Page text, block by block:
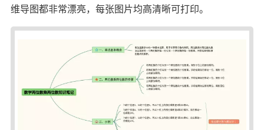
维导图都非常漂亮，每张图片均高清晰可打印。